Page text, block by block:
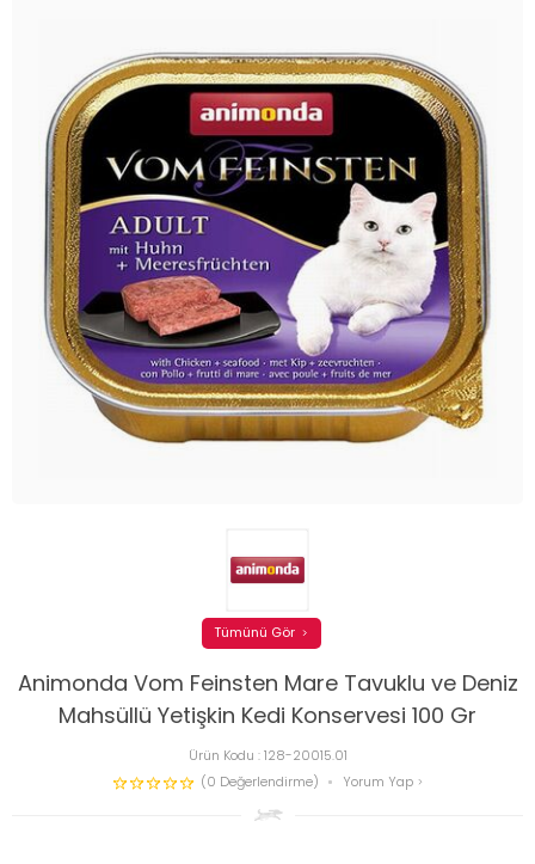
Animonda Vom Feinsten Mare Tavuklu ve Deniz
Mahsüllü Yetişkin Kedi Konservesi 100 Gr
Ürün Kodu :128-20015.01
(0 Değerlendirme)
Yorum Yap
Tümünü Gör